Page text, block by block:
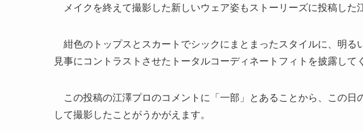
メイクを終えて撮影した新しいウェア姿もストーリーズに投稿した
紺色のトップスとスカートでシックにまとまったスタイルに、明る
見事にコントラストさせたトータルコーディネートフィトを披露して
この投稿の江澤プロのコメントに「一部」とあることから、この日
して撮影したことがうかがえます。